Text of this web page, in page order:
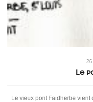
26
Le
Le vieux pont Faidherbe vient